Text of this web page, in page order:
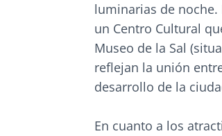
luminarias de noche.
un Centro Cultural
Museo de la Sal
reflejan la unión
desarrollo de la
En cuanto a los